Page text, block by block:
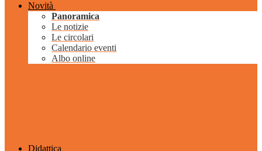
Novità
Panoramica
Le notizie
Le circolari
Calendario eventi
Albo online
Didattica